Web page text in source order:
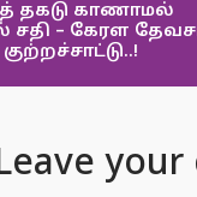
தகடு காணாமல்
– கேரள